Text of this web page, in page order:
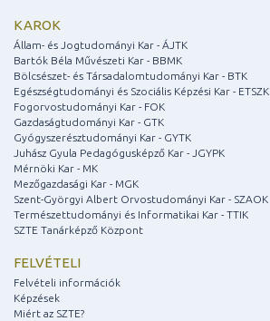
KAROK
Állam- és Jogtudományi Kar - ÁJTK
Bartók Béla Művészeti Kar - BBMK
Bölcsészet- és Társadalomtudományi Kar - BTK
Egészségtudományi és Szociális Képzési Kar - ETSZK
Fogorvostudományi Kar - FOK
Gazdaságtudományi Kar - GTK
Gyógyszerésztudományi Kar - GYTK
Juhász Gyula Pedagógusképző Kar - JGYPK
Mérnöki Kar - MK
Mezőgazdasági Kar - MGK
Szent-Györgyi Albert Orvostudományi Kar - SZAOK
Természettudományi és Informatikai Kar - TTIK
SZTE Tanárképző Központ
FELVÉTELI
Felvételi információk
Képzések
Miért az SZTE?